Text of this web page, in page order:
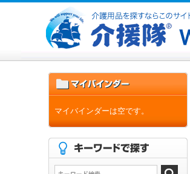
マイバインダーは空です。